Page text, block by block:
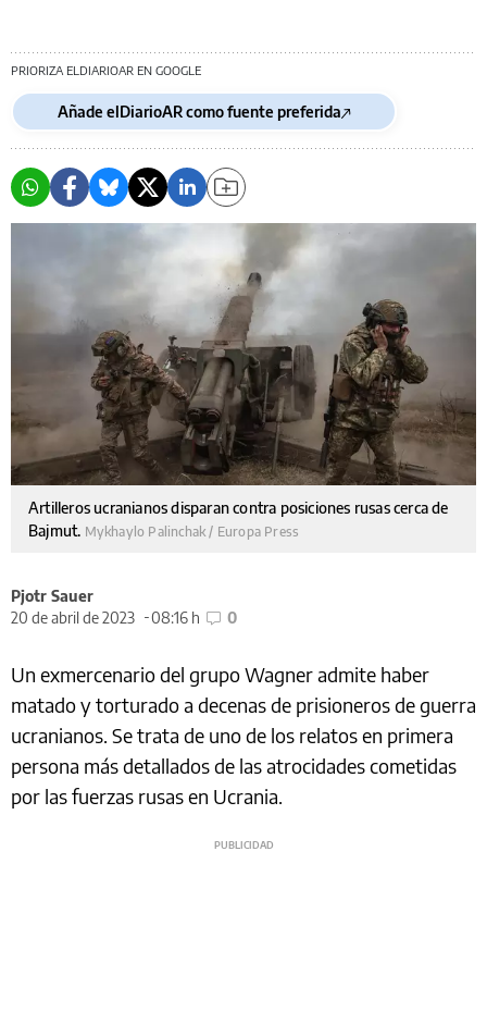
PRIORIZA ELDIARIOAR EN GOOGLE
Añade elDiarioAR como fuente preferida
Artilleros ucranianos disparan contra posiciones rusas cerca de
Bajmut. Mykhaylo Palinchak / Europa Press
Pjotr Sauer
20 de abril de 2023
08:16 h 0
Un exmercenario del grupo Wagner admite haber
matado y torturado a decenas de prisioneros de guerra
ucranianos. Se trata de uno de los relatos en primera
persona más detallados de las atrocidades cometidas
por las fuerzas rusas en Ucrania.